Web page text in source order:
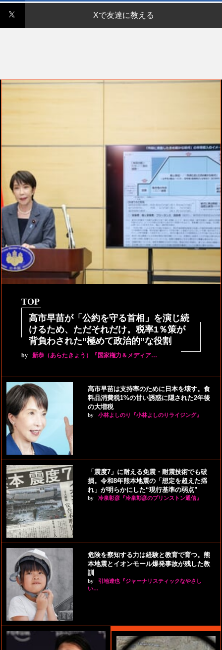
Xで友達に教える
TOP
高市早苗が「公約を守る首相」を演じ続
けるため、ただそれだけ。税率1％策が
背負わされた“極めて政治的”な役割
by 新恭（あらたきょう）『国家権力＆メディア…
高市早苗は支持率のために日本を壊す。食
料品消費税1%の甘い誘惑に隠された2年後
の大増税
by 小林よしのり『小林よしのりライジング』
「震度7」に耐える免震・耐震技術でも破
損。令和8年熊本地震の「想定を超えた揺
れ」が明らかにした“現行基準の弱点”
by 冷泉彰彦『冷泉彰彦のプリンストン通信』
危険を察知する力は経験と教育で育つ。熊
本地震とイオンモール爆発事故が残した教
訓
by
引地達也『ジャーナリスティックなやさし
い…